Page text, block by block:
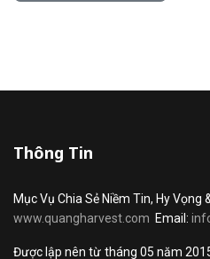
Thông Tin
Mục Vụ Chia Sẻ Niềm Tin, Hy Vọng
www.quangharvest.com Email:
Được lập nên từ tháng 05 năm